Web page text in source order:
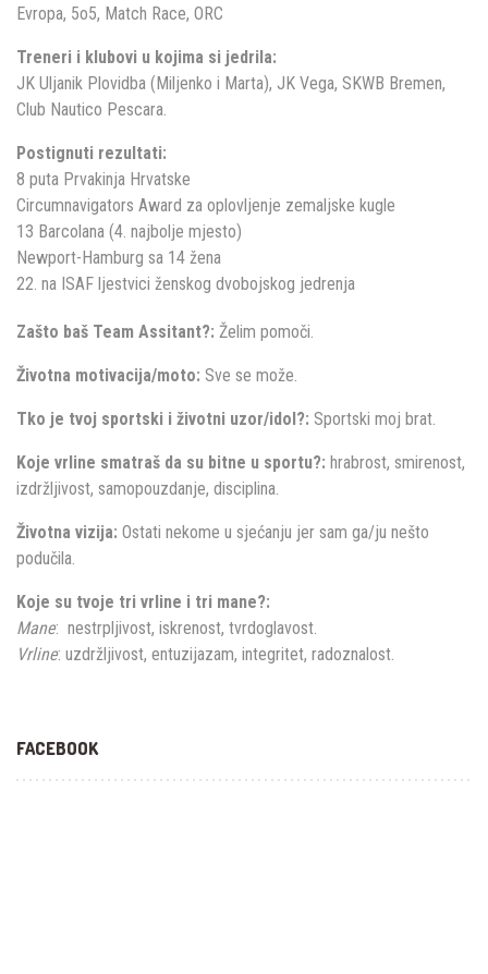
Evropa, 5o5, Match Race, ORC
Treneri i klubovi u kojima si jedrila:
JK Uljanik Plovidba (Miljenko i Marta), JK Vega, SKWB Bremen,
Club Nautico Pescara.
Postignuti rezultati:
8 puta Prvakinja Hrvatske
Circumnavigators Award za oplovljenje zemaljske kugle
13 Barcolana (4. najbolje mjesto)
Newport-Hamburg sa 14 žena
22. na ISAF ljestvici ženskog dvobojskog jedrenja
Zašto baš Team Assitant?: Želim pomoči.
Životna motivacija/moto: Sve se može.
Tko je tvoj sportski i životni uzor/idol?: Sportski moj brat.
Koje vrline smatraš da su bitne u sportu?: hrabrost, smirenost,
izdržljivost, samopouzdanje, disciplina.
Životna vizija: Ostati nekome u sjećanju jer sam ga/ju nešto
podučila.
Koje su tvoje tri vrline i tri mane?:
Mane: nestrpljivost, iskrenost, tvrdoglavost.
Vrline: uzdržljivost, entuzijazam, integritet, radoznalost.
FACEBOOK